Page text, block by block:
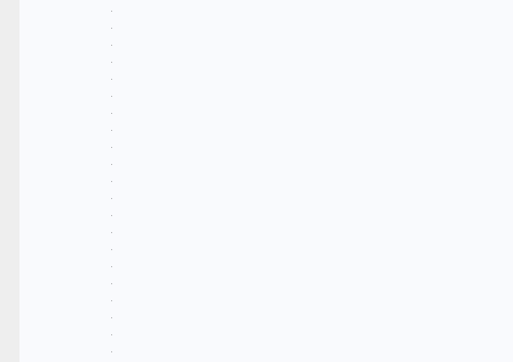
.
.
.
.
.
.
.
.
.
.
.
.
.
.
.
.
.
.
.
.
.